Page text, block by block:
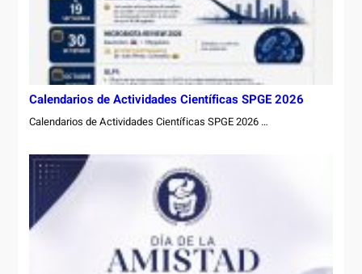
Calendarios de Actividades Científicas SPGE 2026
Calendarios de Actividades Científicas SPGE 2026 …